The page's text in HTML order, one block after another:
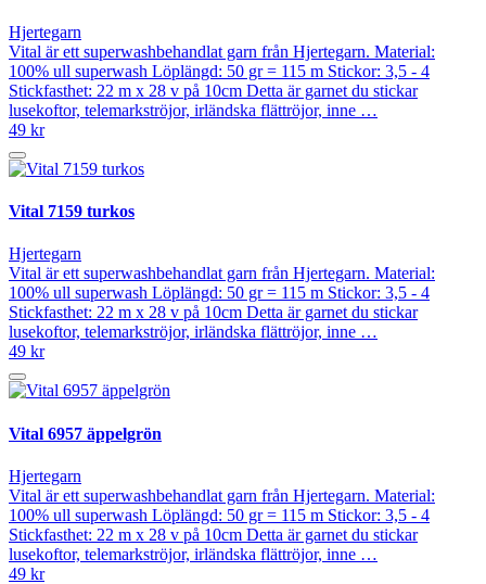
Hjertegarn
Vital är ett superwashbehandlat garn från Hjertegarn. Material:
100% ull superwash Löplängd: 50 gr = 115 m Stickor: 3,5 - 4
Stickfasthet: 22 m x 28 v på 10cm Detta är garnet du stickar
lusekoftor, telemarkströjor, irländska flättröjor, inne …
49 kr
Vital 7159 turkos
Hjertegarn
Vital är ett superwashbehandlat garn från Hjertegarn. Material:
100% ull superwash Löplängd: 50 gr = 115 m Stickor: 3,5 - 4
Stickfasthet: 22 m x 28 v på 10cm Detta är garnet du stickar
lusekoftor, telemarkströjor, irländska flättröjor, inne …
49 kr
Vital 6957 äppelgrön
Hjertegarn
Vital är ett superwashbehandlat garn från Hjertegarn. Material:
100% ull superwash Löplängd: 50 gr = 115 m Stickor: 3,5 - 4
Stickfasthet: 22 m x 28 v på 10cm Detta är garnet du stickar
lusekoftor, telemarkströjor, irländska flättröjor, inne …
49 kr